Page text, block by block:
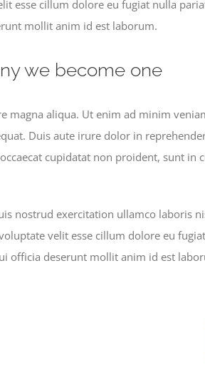
esse cillum dolore eu fugiat nulla
mollit anim id est laborum.
we become one
magna aliqua. Ut enim ad minim
Duis aute irure dolor in
cupidatat non proident, sunt in
nostrud exercitation ullamco laboris
velit esse cillum dolore eu
officia deserunt mollit anim id est